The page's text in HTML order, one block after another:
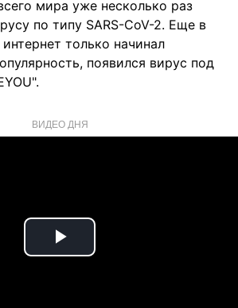
мира уже несколько раз
по типу SARS-CoV-2. Еще в
только начинал
появился вирус под
ВИДЕО ДНЯ
Play